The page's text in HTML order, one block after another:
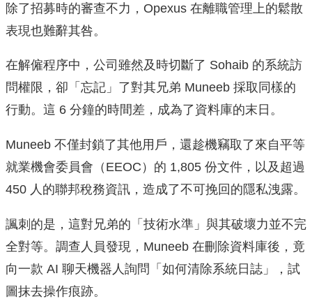
除了招募時的審查不力，Opexus 在離職管理上的鬆散
表現也難辭其咎。
在解僱程序中，公司雖然及時切斷了 Sohaib 的系統訪
問權限，卻「忘記」了對其兄弟 Muneeb 採取同樣的
行動。這 6 分鐘的時間差，成為了資料庫的末日。
Muneeb 不僅封鎖了其他用戶，還趁機竊取了來自平等
就業機會委員會（EEOC）的 1,805 份文件，以及超過
450 人的聯邦稅務資訊，造成了不可挽回的隱私洩露。
諷刺的是，這對兄弟的「技術水準」與其破壞力並不完
全對等。調查人員發現，Muneeb 在刪除資料庫後，竟
向一款 AI 聊天機器人詢問「如何清除系統日誌」，試
圖抹去操作痕跡。